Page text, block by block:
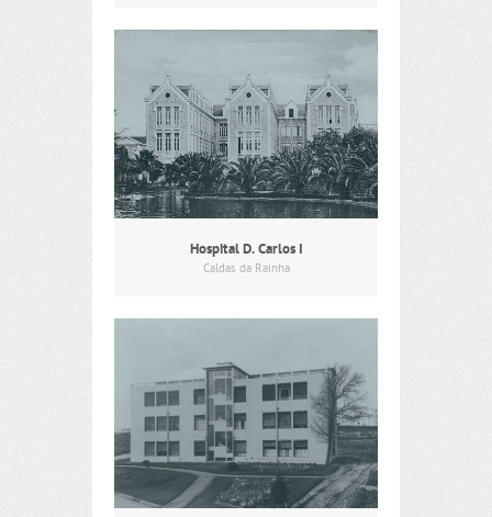
Hospital D. Carlos I
Caldas da Rainha